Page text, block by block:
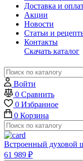
Доставка и
Акции
Новости
Статьи и
Контакты
Скачать каталог
Войти
0 Сравнить
0 Избранное
0 Корзина
Встроенный духовой
61 989 ₽